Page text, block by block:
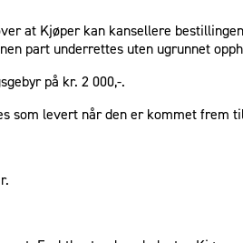
at Kjøper kan kansellere
part underrettes uten ugrunnet
på kr. 2 000,-.
som levert når den er kommet frem